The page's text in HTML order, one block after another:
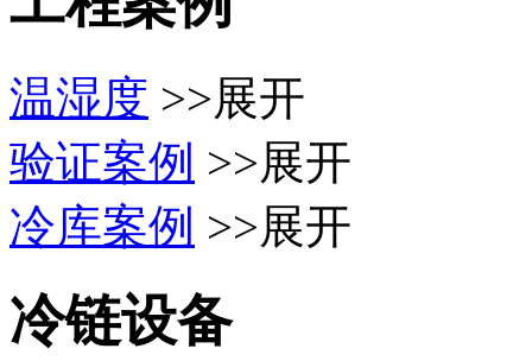
温湿度 >>展开
验证案例 >>展开
冷库案例 >>展开
冷链设备